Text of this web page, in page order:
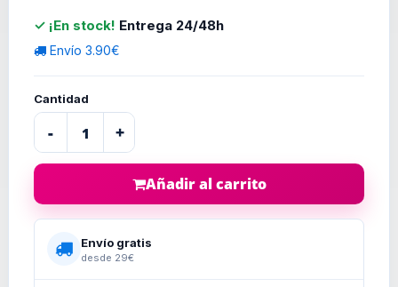
✓ ¡En stock! Entrega 24/48h
Envío 3.90€
Cantidad
- +
Añadir al carrito
Envío gratis
desde 29€